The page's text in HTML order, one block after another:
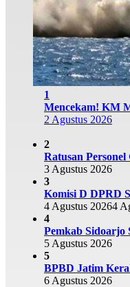
1
Mencekam! KM
2 Agustus 2026
2
Ratusan
3 Agustus 2026
3
Komisi D DPRD
4 Agustus 20264
4
Pemkab Sidoarjo
5 Agustus 2026
5
BPBD Jatim
6 Agustus 2026